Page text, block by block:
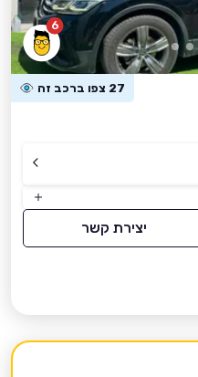
6
27 צפו ברכב זה
יצירת קשר